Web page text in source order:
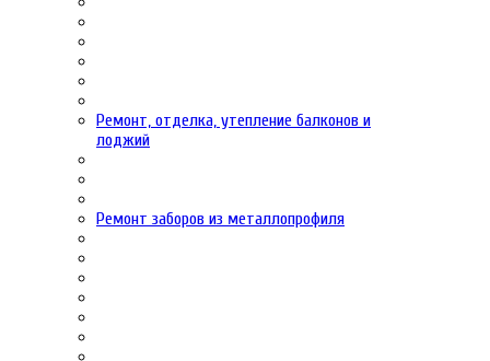
Ремонт, отделка, утепление балконов и
лоджий
Ремонт заборов из металлопрофиля